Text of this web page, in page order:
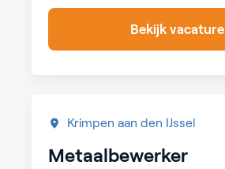
Bekijk vacature
Krimpen aan den IJssel
Metaalbewerker